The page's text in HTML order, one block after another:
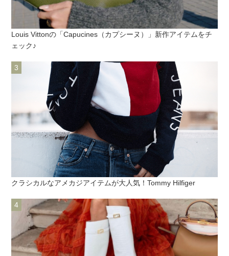
Louis Vittonの「Capucines（カプシーヌ）」新作アイテムをチ
ェック♪
クラシカルなアメカジアイテムが大人気！Tommy Hilfiger